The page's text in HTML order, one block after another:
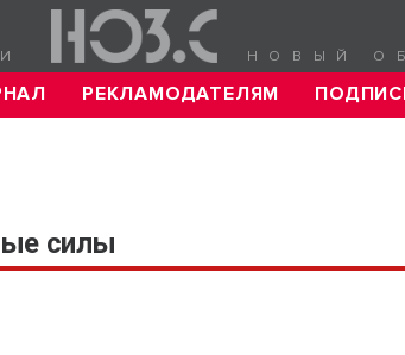
НОВЫЙ
РЕКЛАМОДАТЕЛЯМ
силы